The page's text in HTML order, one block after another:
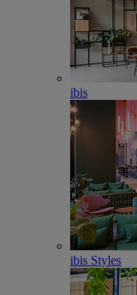
ibis
ibis Styles